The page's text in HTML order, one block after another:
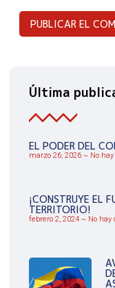
Última
EL PODER DEL
marzo 26, 2026 No
¡CONSTRUYE EL
TERRITORIO!
febrero 2, 2024 No